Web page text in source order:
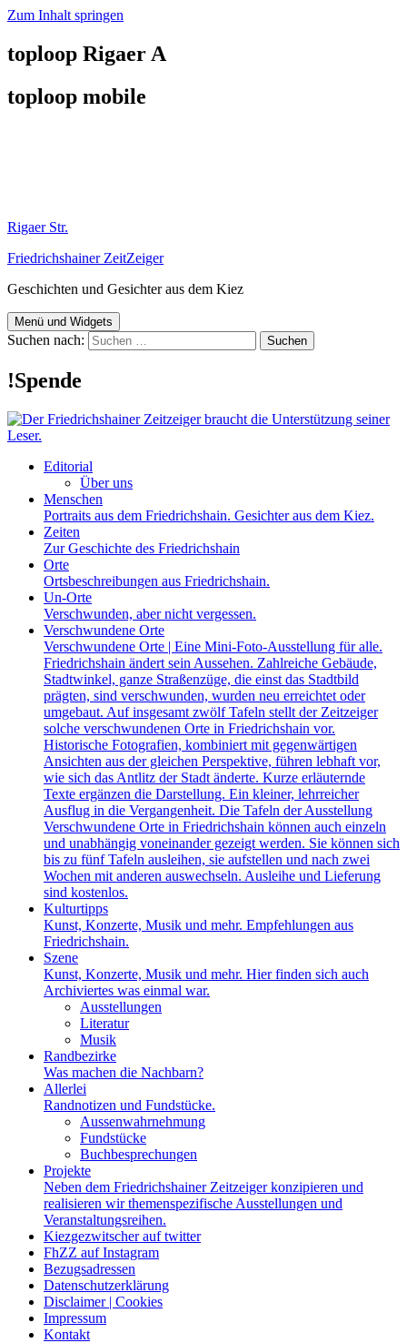
Zum Inhalt springen
toploop Rigaer A
toploop mobile
Rigaer Str.
Friedrichshainer ZeitZeiger
Geschichten und Gesichter aus dem Kiez
Menü und Widgets
Suchen nach:
!Spende
Editorial
Über uns
Menschen
Portraits aus dem Friedrichshain. Gesichter aus dem Kiez.
Zeiten
Zur Geschichte des Friedrichshain
Orte
Ortsbeschreibungen aus Friedrichshain.
Un-Orte
Verschwunden, aber nicht vergessen.
Verschwundene Orte
Verschwundene Orte | Eine Mini-Foto-Ausstellung für alle.
Friedrichshain ändert sein Aussehen. Zahlreiche Gebäude,
Stadtwinkel, ganze Straßenzüge, die einst das Stadtbild
prägten, sind verschwunden, wurden neu erreichtet oder
umgebaut. Auf insgesamt zwölf Tafeln stellt der Zeitzeiger
solche verschwundenen Orte in Friedrichshain vor.
Historische Fotografien, kombiniert mit gegenwärtigen
Ansichten aus der gleichen Perspektive, führen lebhaft vor,
wie sich das Antlitz der Stadt änderte. Kurze erläuternde
Texte ergänzen die Darstellung. Ein kleiner, lehrreicher
Ausflug in die Vergangenheit. Die Tafeln der Ausstellung
Verschwundene Orte in Friedrichshain können auch einzeln
und unabhängig voneinander gezeigt werden. Sie können sich
bis zu fünf Tafeln ausleihen, sie aufstellen und nach zwei
Wochen mit anderen auswechseln. Ausleihe und Lieferung
sind kostenlos.
Kulturtipps
Kunst, Konzerte, Musik und mehr. Empfehlungen aus
Friedrichshain.
Szene
Kunst, Konzerte, Musik und mehr. Hier finden sich auch
Archiviertes was einmal war.
Ausstellungen
Literatur
Musik
Randbezirke
Was machen die Nachbarn?
Allerlei
Randnotizen und Fundstücke.
Aussenwahrnehmung
Fundstücke
Buchbesprechungen
Projekte
Neben dem Friedrichshainer Zeitzeiger konzipieren und
realisieren wir themenspezifische Ausstellungen und
Veranstaltungsreihen.
Kiezgezwitscher auf twitter
FhZZ auf Instagram
Bezugsadressen
Datenschutzerklärung
Disclaimer | Cookies
Impressum
Kontakt